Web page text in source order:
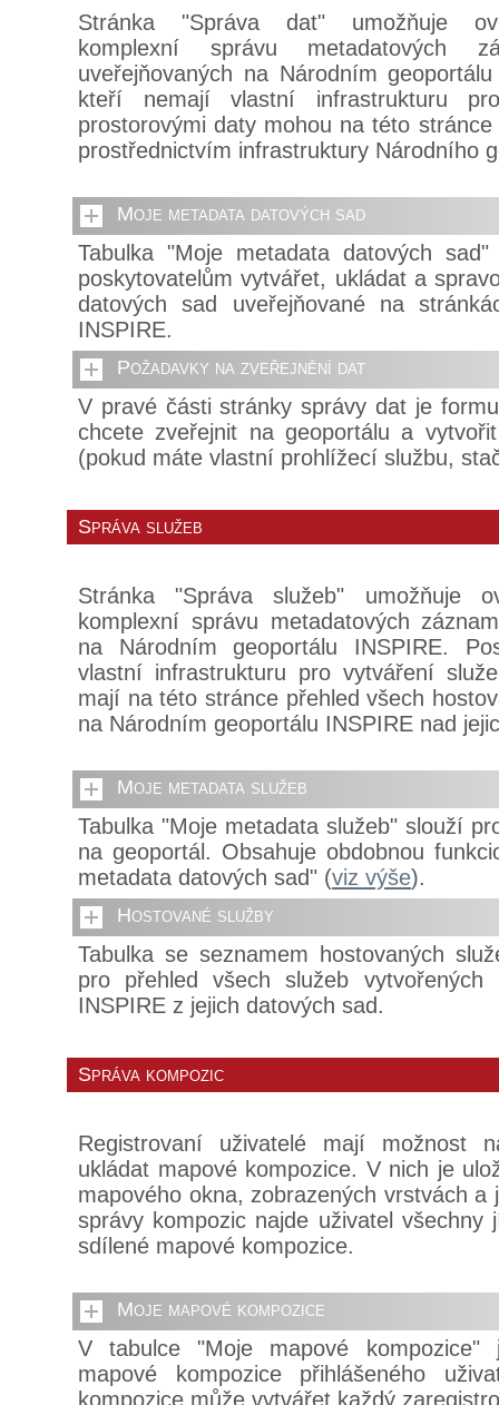
Stránka "Správa dat" umožňuje
komplexní správu metadatových
uveřejňovaných na Národním
kteří nemají vlastní infrastrukturu
prostorovými daty mohou na této
prostřednictvím infrastruktury Národního
Moje metadata datových sad
Tabulka "Moje metadata datových
poskytovatelům vytvářet, ukládat a
datových sad uveřejňované na
INSPIRE.
Požadavky na zveřejnění dat
V pravé části stránky správy dat je
chcete zveřejnit na geoportálu a
(pokud máte vlastní prohlížecí službu,
Správa služeb
Stránka "Správa služeb" umožňuje
komplexní správu metadatových
na Národním geoportálu INSPIRE.
vlastní infrastrukturu pro vytváření
mají na této stránce přehled všech
na Národním geoportálu INSPIRE nad
Moje metadata služeb
Tabulka "Moje metadata služeb" slouží
na geoportál. Obsahuje obdobnou
metadata datových sad" (viz výše).
Hostované služby
Tabulka se seznamem hostovaných
pro přehled všech služeb vytvořených
INSPIRE z jejich datových sad.
Správa kompozic
Registrovaní uživatelé mají možnost
ukládat mapové kompozice. V nich je
mapového okna, zobrazených vrstvách a
správy kompozic najde uživatel
sdílené mapové kompozice.
Moje mapové kompozice
V tabulce "Moje mapové kompozice"
mapové kompozice přihlášeného
kompozice může vytvářet každý